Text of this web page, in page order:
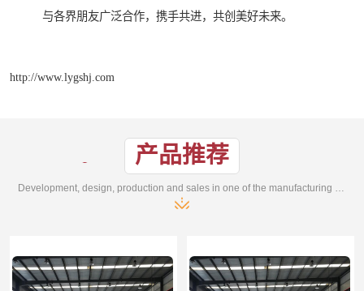
与各界朋友广泛合作，携手共进，共创美好未来。
http://www.lygshj.com
产品推荐